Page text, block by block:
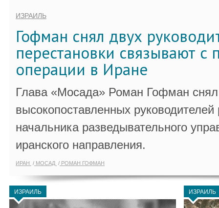
ИЗРАИЛЬ
Гофман снял двух
перестановки связывают с
операции в Иране
Глава «Мосада» Роман Гофман снял
высокопоставленных
начальника разведывательного
иранского направления.
ИРАН МОСАД РОМАН ГОФМАН
ИЗРАИЛЬ ИЗРАИЛЬ